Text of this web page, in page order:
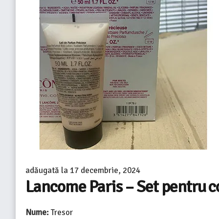
adăugată la 17 decembrie, 2024
Lancome Paris – Set pentru
Nume:Tresor